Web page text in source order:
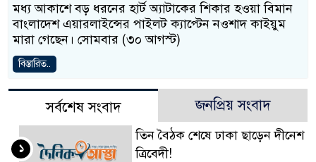
মধ্য আকাশে বড় ধরনের হার্ট অ্যাটাকের শিকার হওয়া বিমান
বাংলাদেশ এয়ারলাইন্সের পাইলট ক্যাপ্টেন নওশাদ কাইয়ুম
মারা গেছেন। সোমবার (৩০ আগস্ট)
বিস্তারিত..
সর্বশেষ সংবাদ জনপ্রিয় সংবাদ
তিন বৈঠক শেষে ঢাকা ছাড়েন দীনেশ
ত্রিবেদী!
১